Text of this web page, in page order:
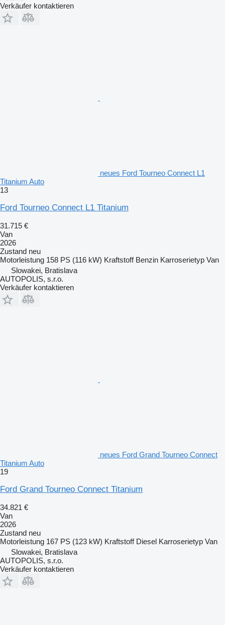
Verkäufer kontaktieren
neues Ford Tourneo Connect L1
Titanium Auto
13
Ford Tourneo Connect L1 Titanium
31.715 €
Van
2026
Zustand neu
Motorleistung 158 PS (116 kW) Kraftstoff Benzin Karroserietyp Van
Slowakei, Bratislava
AUTOPOLIS, s.r.o.
Verkäufer kontaktieren
neues Ford Grand Tourneo Connect
Titanium Auto
19
Ford Grand Tourneo Connect Titanium
34.821 €
Van
2026
Zustand neu
Motorleistung 167 PS (123 kW) Kraftstoff Diesel Karroserietyp Van
Slowakei, Bratislava
AUTOPOLIS, s.r.o.
Verkäufer kontaktieren